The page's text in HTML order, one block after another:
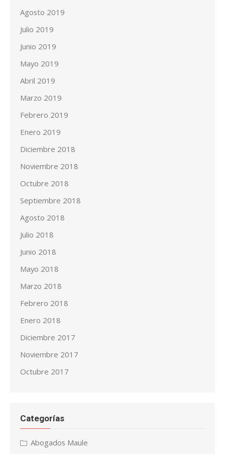
Agosto 2019
Julio 2019
Junio 2019
Mayo 2019
Abril 2019
Marzo 2019
Febrero 2019
Enero 2019
Diciembre 2018
Noviembre 2018
Octubre 2018
Septiembre 2018
Agosto 2018
Julio 2018
Junio 2018
Mayo 2018
Marzo 2018
Febrero 2018
Enero 2018
Diciembre 2017
Noviembre 2017
Octubre 2017
Categorías
Abogados Maule